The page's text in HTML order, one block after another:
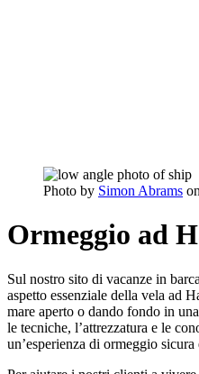
Photo by Simon Abrams on
Ormeggio ad
Sul nostro sito di vacanze in
aspetto essenziale della vela ad
mare aperto o dando fondo in
le tecniche, l’attrezzatura e le
un’esperienza di ormeggio sicura